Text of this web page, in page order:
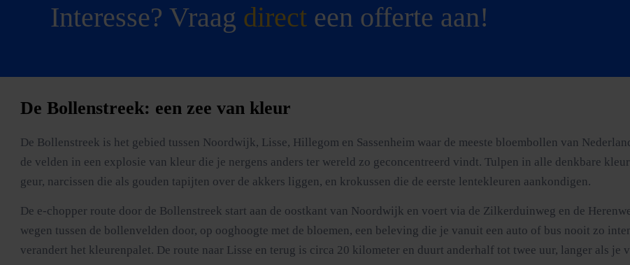
Interesse? Vraag direct een offerte aan!
De Bollenstreek: een zee van kleur
De Bollenstreek is het gebied tussen Noordwijk, Lisse, Hillegom en Sassenheim waar de meeste bloembollen van
de velden in een explosie van kleur die je nergens anders ter wereld zo geconcentreerd vindt. Tulpen in alle denkbare
geur, narcissen die als gouden tapijten over de akkers liggen, en krokussen die de eerste lentekleuren aankondigen.
De e-chopper route door de Bollenstreek start aan de oostkant van Noordwijk en voert via de Zilkerduinweg en de
wegen tussen de bollenvelden door, op ooghoogte met de bloemen, een beleving die je vanuit een auto of bus nooit zo
verandert het kleurenpalet. De route naar Lisse en terug is circa 20 kilometer en duurt anderhalf tot twee uur, langer als je